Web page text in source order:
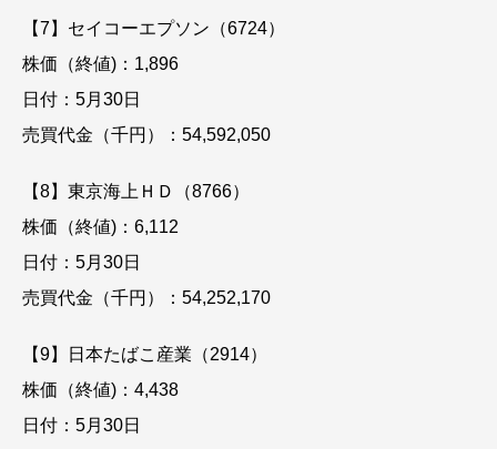
【7】セイコーエプソン（6724）
株価（終値)：1,896
日付：5月30日
売買代金（千円）：54,592,050
【8】東京海上ＨＤ（8766）
株価（終値)：6,112
日付：5月30日
売買代金（千円）：54,252,170
【9】日本たばこ産業（2914）
株価（終値)：4,438
日付：5月30日